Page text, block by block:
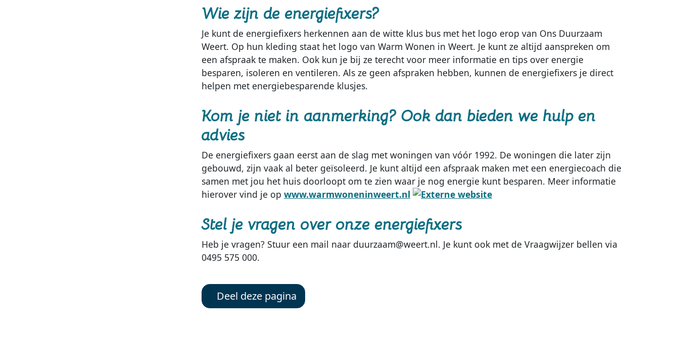
Wie zijn de energiefixers?
Je kunt de energiefixers herkennen aan de witte klus bus met het logo erop van Ons Duurzaam
Weert. Op hun kleding staat het logo van Warm Wonen in Weert. Je kunt ze altijd aanspreken om
een afspraak te maken. Ook kun je bij ze terecht voor meer informatie en tips over energie
besparen, isoleren en ventileren. Als ze geen afspraken hebben, kunnen de energiefixers je direct
helpen met energiebesparende klusjes.
Kom je niet in aanmerking? Ook dan bieden we hulp en
advies
De energiefixers gaan eerst aan de slag met woningen van vóór 1992. De woningen die later zijn
gebouwd, zijn vaak al beter geïsoleerd. Je kunt altijd een afspraak maken met een energiecoach die
samen met jou het huis doorloopt om te zien waar je nog energie kunt besparen. Meer informatie
hierover vind je op www.warmwoneninweert.nl
Stel je vragen over onze energiefixers
Heb je vragen? Stuur een mail naar duurzaam@weert.nl. Je kunt ook met de Vraagwijzer bellen via
0495 575 000.
Deel deze pagina